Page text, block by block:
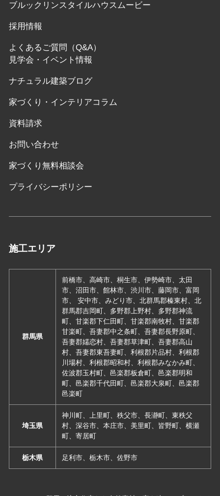
ブルックリンスタイルハウスムービー
採用情報
よくあるご質問（Q&A）
見学会・イベント情報
ナチュラル建築ブログ
家づくり・インテリアコラム
資料請求
お問い合わせ
家づくり無料相談会
プライバシーポリシー
施工エリア
群馬県
前橋市、高崎市、桐生市、伊勢崎市、太田
市、沼田市、館林市、渋川市、藤岡市、富岡
市、 安中市、みどり市、北群馬郡榛東村、北
群馬郡吉岡町、多野郡上野村、多野郡神流
町、甘楽郡下仁田町、甘楽郡南牧村、甘楽郡
甘楽町、吾妻郡中之条町、吾妻郡長野原町、
吾妻郡嬬恋村、吾妻郡草津町、吾妻郡高山
村、吾妻郡東吾妻町、利根郡片品村、利根郡
川場村、利根郡昭和村、利根郡みなかみ町、
佐波郡玉村町、邑楽郡板倉町、邑楽郡明和
町、邑楽郡千代田町、邑楽郡大泉町、邑楽郡
邑楽町
埼玉県
神川町、上里町、秩父市、長瀞町、東秩父
村、深谷市、本庄市、美里町、皆野町、横瀬
町、寄居町
栃木県 足利市、栃木市、佐野市